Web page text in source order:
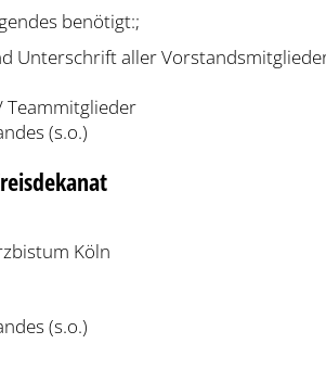
benötigt:;
Unterschrift aller
Teammitglieder
(s.o.)
Köln
(s.o.)